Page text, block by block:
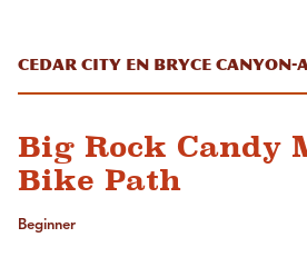
Cedar City en Bryce
Big Rock Candy
Bike Path
Beginner